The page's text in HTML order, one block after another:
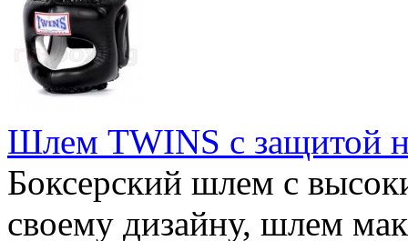
Шлем TWINS с защитой
Боксерский шлем с
своему дизайну, шлем